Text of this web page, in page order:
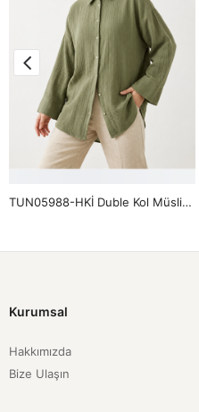
TUN05988-HKİ Duble Kol Müslin Gömlek-Haki
Kurumsal
Hakkımızda
Bize Ulaşın